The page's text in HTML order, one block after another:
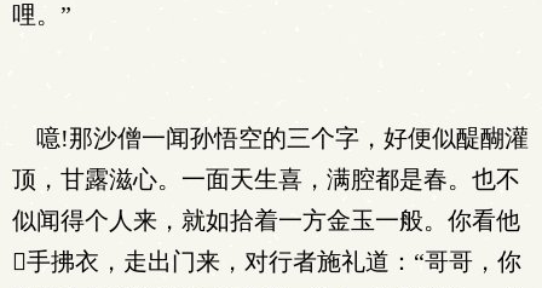
哩。”
噫!那沙僧一闻孙悟空的三个字，好便似醍醐灌
顶，甘露滋心。一面天生喜，满腔都是春。也不
似闻得个人来，就如拾着一方金玉一般。你看他
手拂衣，走出门来，对行者施礼道：“哥哥，你